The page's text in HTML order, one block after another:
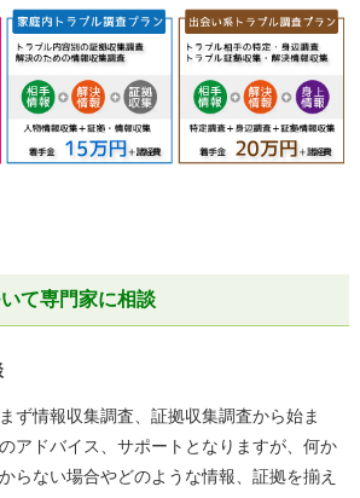
て専門家に相談
ず情報収集調査、証拠収集調査から始ま
アドバイス、サポートとなりますが、何か
らない場合やどのような情報、証拠を揃え